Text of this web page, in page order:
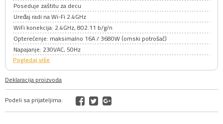
Poseduje zaštitu za decu
Uređaj radi na Wi-Fi 2.4GHz
WiFi konekcija: 2.4GHz, 802.11 b/g/n
Opterećenje: maksimalno 16A / 3680W (omski potrošač)
Napajanje: 230VAC, 50Hz
Pogledaj više
Deklaracija proizvoda
Podeli sa prijateljima: